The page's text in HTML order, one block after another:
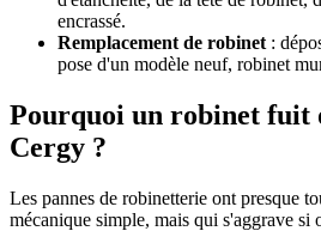
encrassé.
Remplacement de robinet :
pose d'un modèle neuf, robinet
Pourquoi un robinet fuit
Cergy ?
Les pannes de robinetterie ont presque
mécanique simple, mais qui s'aggrave si